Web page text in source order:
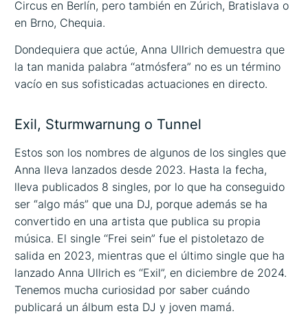
Circus en Berlín, pero también en Zúrich, Bratislava o
en Brno, Chequia.
Dondequiera que actúe, Anna Ullrich demuestra que
la tan manida palabra ‘‘atmósfera” no es un término
vacío en sus sofisticadas actuaciones en directo.
Exil, Sturmwarnung o Tunnel
Estos son los nombres de algunos de los singles que
Anna lleva lanzados desde 2023. Hasta la fecha,
lleva publicados 8 singles, por lo que ha conseguido
ser “algo más” que una DJ, porque además se ha
convertido en una artista que publica su propia
música. El single ‘‘Frei sein” fue el pistoletazo de
salida en 2023, mientras que el último single que ha
lanzado Anna Ullrich es ‘‘Exil”, en diciembre de 2024.
Tenemos mucha curiosidad por saber cuándo
publicará un álbum esta DJ y joven mamá.